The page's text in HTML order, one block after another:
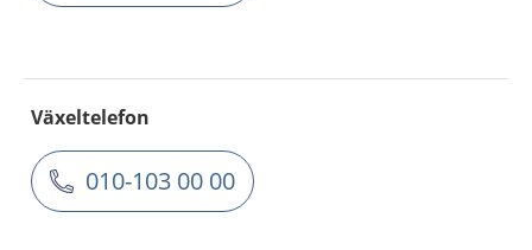
Växeltelefon
010-103 00 00